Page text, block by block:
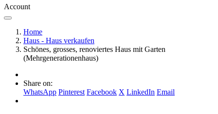
Account
Home
Haus - Haus verkaufen
Schönes, grosses, renoviertes Haus mit Garten
(Mehrgenerationenhaus)
Share on:
WhatsApp Pinterest Facebook X LinkedIn Email